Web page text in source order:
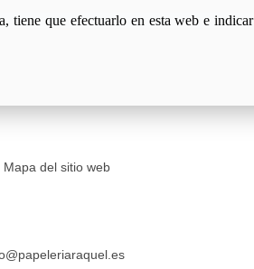
tiene que efectuarlo en esta web e indicar
Mapa del sitio web